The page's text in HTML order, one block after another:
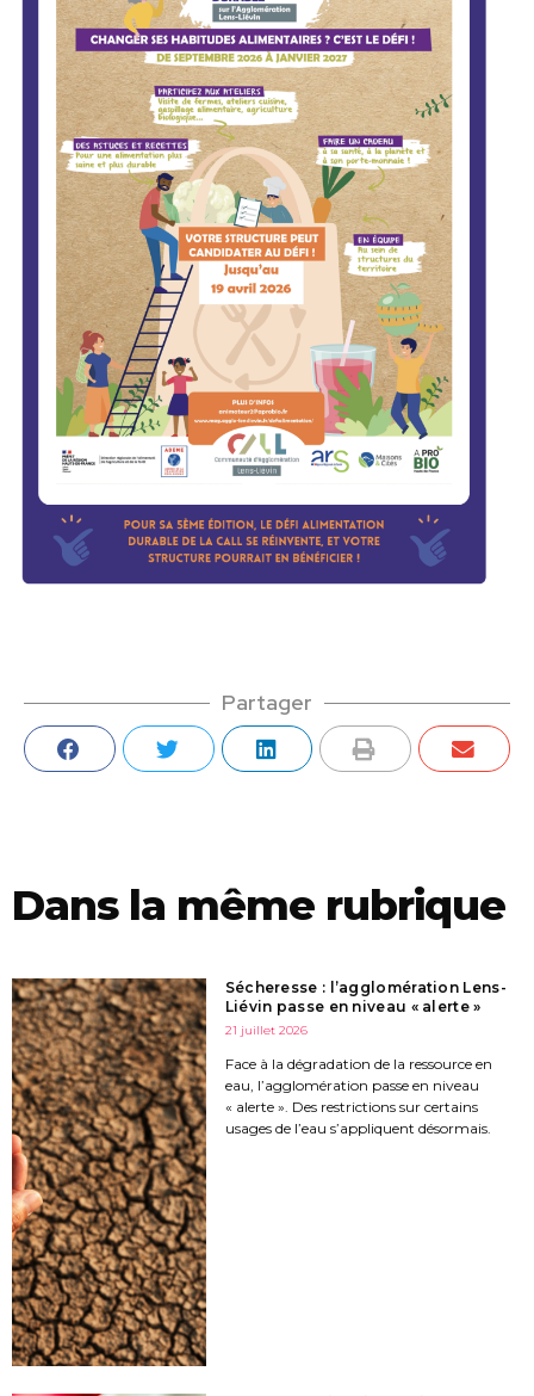
Partager
Dans la même rubrique
Sécheresse : l’agglomération Lens-
Liévin passe en niveau « alerte »
21 juillet 2026
Face à la dégradation de la ressource en
eau, l’agglomération passe en niveau
« alerte ». Des restrictions sur certains
usages de l’eau s’appliquent désormais.